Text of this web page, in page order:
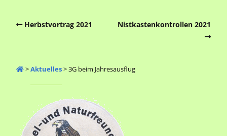
Herbstvortrag 2021 Nistkastenkontrollen 2021
>Aktuelles>3G beim Jahresausflug